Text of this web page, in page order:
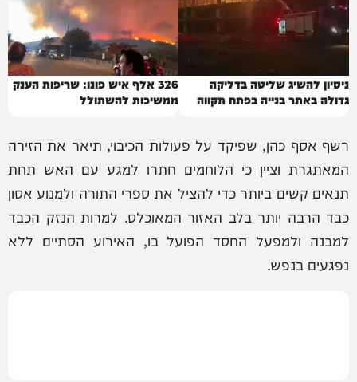
ניסיון להשיג שליטה בדליקה
גדולה באתר בנייה בפתח תקווה
326 אלף איש פונו: שריפות הענק
ממשיכות להשתולל
רשף אסף כהן, שפיקד על פעולות הכיבוי, תיאר את הזירה
המאתגרת וציין כי הלוחמים חתרו למגע עם האש תחת
תנאים קשים ביותר כדי להציל את ספרי התורה ולמנוע אסון
כבד הרבה יותר בלב האזור המאוכלס. למרות הנזק הכבד
למבנה ולמפעל החסד הפועל בו, האירוע הסתיים ללא
נפגעים בנפש.